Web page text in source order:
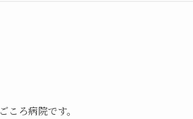
ころ病院です。